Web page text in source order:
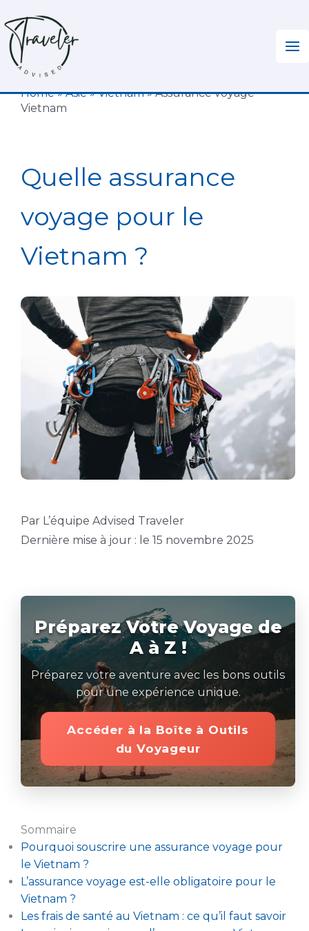
au
contenu
Home»Asie»Vietnam»Assurance voyage
Vietnam
Quelle assurance
voyage pour le
Vietnam ?
Par L’équipe Advised Traveler
Dernière mise à jour : le 15 novembre 2025
Préparez Votre Voyage de
A à Z !
Préparez votre aventure avec les bons outils
pour une expérience unique.
Accéder à la Boîte à Outils
du Voyageur
Sommaire
Pourquoi souscrire une assurance voyage pour
le Vietnam ?
L’assurance voyage est-elle obligatoire pour le
Vietnam ?
Les frais de santé au Vietnam : ce qu’il faut savoir